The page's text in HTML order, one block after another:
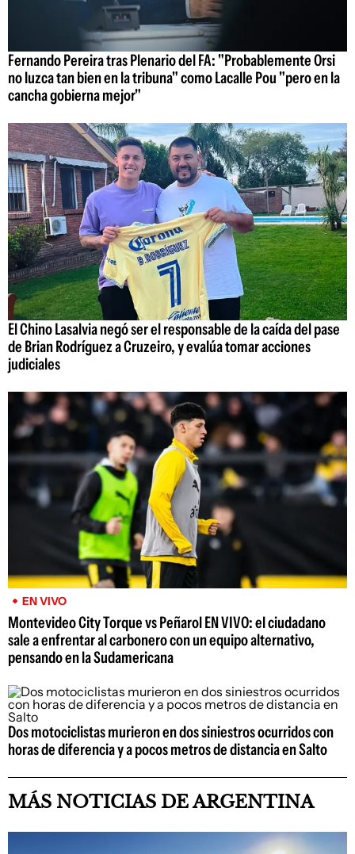
Fernando Pereira tras Plenario del FA: "Probablemente Orsi
no luzca tan bien en la tribuna" como Lacalle Pou "pero en la
cancha gobierna mejor"
El Chino Lasalvia negó ser el responsable de la caída del pase
de Brian Rodríguez a Cruzeiro, y evalúa tomar acciones
judiciales
EN VIVO
Montevideo City Torque vs Peñarol EN VIVO: el ciudadano
sale a enfrentar al carbonero con un equipo alternativo,
pensando en la Sudamericana
Dos motociclistas murieron en dos siniestros ocurridos con
horas de diferencia y a pocos metros de distancia en Salto
MÁS NOTICIAS DE ARGENTINA